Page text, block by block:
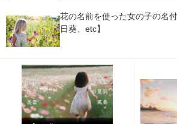
花の名前を使った女の子の名
日葵、etc】